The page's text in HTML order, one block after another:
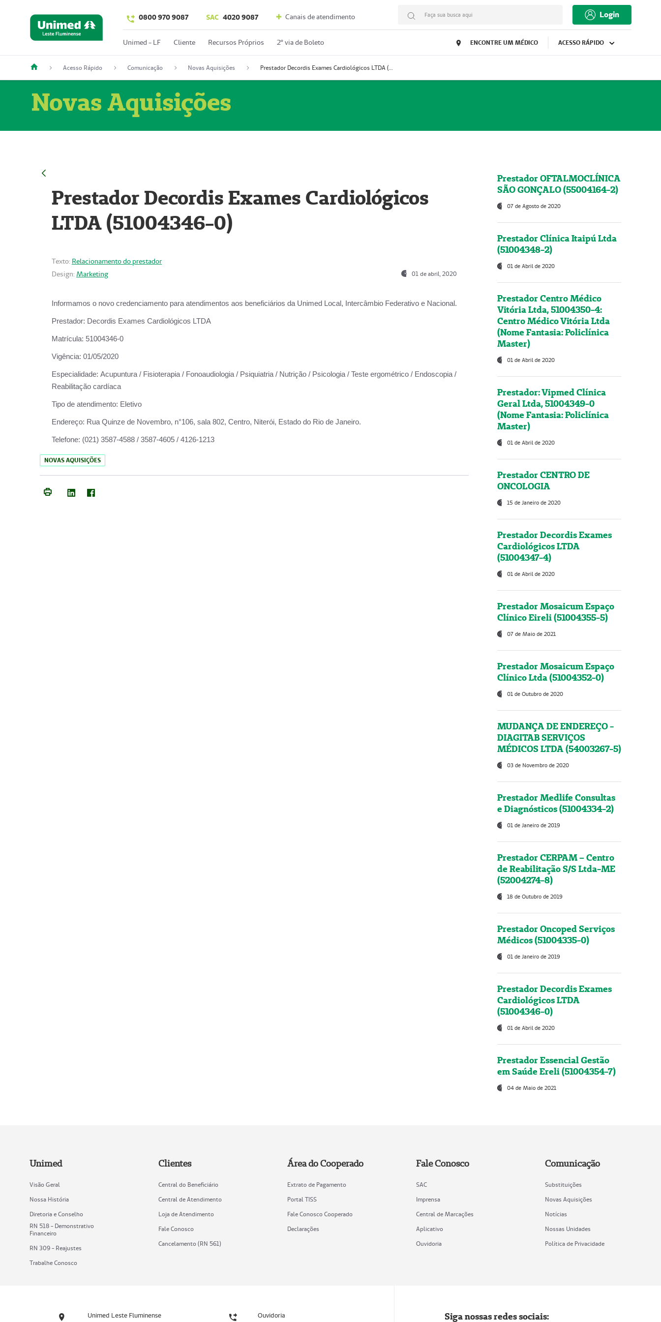
0800 970 9087 SAC 4020 9087 Canais de atendimento Faça sua busca aqui Login
Unimed - LF Cliente Recursos Próprios 2º via de Boleto ENCONTRE UM MÉDICO ACESSO RÁPIDO
Acesso Rápido Comunicação Novas Aquisições Prestador Decordis Exames Cardiológicos LTDA (51004346-0)
Novas Aquisições
Prestador Decordis Exames Cardiológicos
LTDA (51004346-0)
Texto: Relacionamento do prestador
Design: Marketing 01 de abril, 2020
Informamos o novo credenciamento para atendimentos aos beneficiários da Unimed Local, Intercâmbio Federativo e Nacional.
Prestador: Decordis Exames Cardiológicos LTDA
Matrícula: 51004346-0
Vigência: 01/05/2020
Especialidade: Acupuntura / Fisioterapia / Fonoaudiologia / Psiquiatria / Nutrição / Psicologia / Teste ergométrico / Endoscopia /
Reabilitação cardíaca
Tipo de atendimento: Eletivo
Endereço: Rua Quinze de Novembro, n°106, sala 802, Centro, Niterói, Estado do Rio de Janeiro.
Telefone: (021) 3587-4588 / 3587-4605 / 4126-1213
NOVAS AQUISIÇÕES
Prestador OFTALMOCLÍNICA
SÃO GONÇALO (55004164-2)
07 de Agosto de 2020
Prestador Clínica Itaipú Ltda
(51004348-2)
01 de Abril de 2020
Prestador Centro Médico
Vitória Ltda, 51004350-4:
Centro Médico Vitória Ltda
(Nome Fantasia: Policlínica
Master)
01 de Abril de 2020
Prestador: Vipmed Clínica
Geral Ltda, 51004349-0
(Nome Fantasia: Policlínica
Master)
01 de Abril de 2020
Prestador CENTRO DE
ONCOLOGIA
15 de Janeiro de 2020
Prestador Decordis Exames
Cardiológicos LTDA
(51004347-4)
01 de Abril de 2020
Prestador Mosaicum Espaço
Clínico Eireli (51004355-5)
07 de Maio de 2021
Prestador Mosaicum Espaço
Clínico Ltda (51004352-0)
01 de Outubro de 2020
MUDANÇA DE ENDEREÇO -
DIAGITAB SERVIÇOS
MÉDICOS LTDA (54003267-5)
03 de Novembro de 2020
Prestador Medlife Consultas
e Diagnósticos (51004334-2)
01 de Janeiro de 2019
Prestador CERPAM – Centro
de Reabilitação S/S Ltda-ME
(52004274-8)
18 de Outubro de 2019
Prestador Oncoped Serviços
Médicos (51004335-0)
01 de Janeiro de 2019
Prestador Decordis Exames
Cardiológicos LTDA
(51004346-0)
01 de Abril de 2020
Prestador Essencial Gestão
em Saúde Ereli (51004354-7)
04 de Maio de 2021
Unimed
Visão Geral
Nossa História
Diretoria e Conselho
RN 518 - Demonstrativo
Financeiro
RN 309 - Reajustes
Trabalhe Conosco
Clientes
Central do Beneficiário
Central de Atendimento
Loja de Atendimento
Fale Conosco
Cancelamento (RN 561)
Área do Cooperado
Extrato de Pagamento
Portal TISS
Fale Conosco Cooperado
Declarações
Fale Conosco
SAC
Imprensa
Central de Marcações
Aplicativo
Ouvidoria
Comunicação
Substituições
Novas Aquisições
Notícias
Nossas Unidades
Política de Privacidade
Unimed Leste Fluminense Ouvidoria Siga nossas redes sociais: